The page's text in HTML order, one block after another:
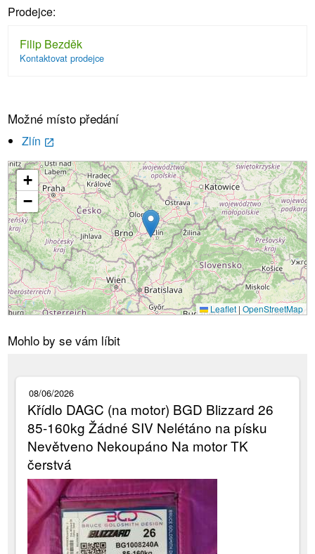
Prodejce:
Filip Bezděk
Kontaktovat prodejce
Možné místo předání
Zlín launch
Načítání...
+
−
Leaflet | OpenStreetMap
Mohlo by se vám líbit
08/06/2026
Křídlo DAGC (na motor) BGD Blizzard 26
85-160kg Žádné SIV Nelétáno na písku
Nevětveno Nekoupáno Na motor TK
čerstvá